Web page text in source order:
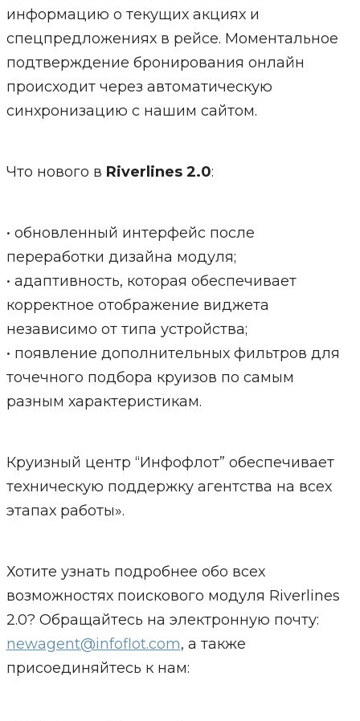
информацию о текущих акциях и
спецпредложениях в рейсе. Моментальное
подтверждение бронирования онлайн
происходит через автоматическую
синхронизацию с нашим сайтом.
Что нового в Riverlines 2.0:
• обновленный интерфейс после
переработки дизайна модуля;
• адаптивность, которая обеспечивает
корректное отображение виджета
независимо от типа устройства;
• появление дополнительных фильтров для
точечного подбора круизов по самым
разным характеристикам.
Круизный центр “Инфофлот” обеспечивает
техническую поддержку агентства на всех
этапах работы».
Хотите узнать подробнее обо всех
возможностях поискового модуля Riverlines
2.0? Обращайтесь на электронную почту:
newagent@infoflot.com, а также
присоединяйтесь к нам: